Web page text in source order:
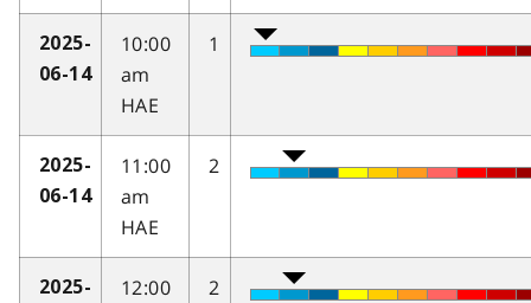
2025-
06-14
10:00
am
HAE
1
2025-
06-14
11:00
am
HAE
2
2025-
12:00
2